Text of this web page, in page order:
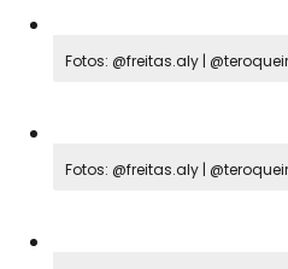
Fotos: @freitas.aly |
Fotos: @freitas.aly |